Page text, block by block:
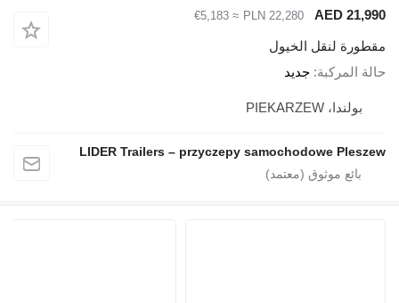
AED
PLN 22,280
≈ €5,183
لنقل الخيول
جديد
LIDER Trailers – przyczepy samochodowe